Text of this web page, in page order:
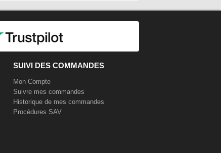
SUIVI DES COMMANDES
Mon Compte
Suivre mes commandes
Historique de mes commandes
Procédures SAV